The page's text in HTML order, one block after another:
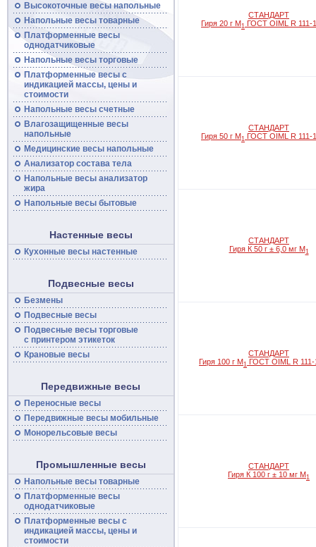
Высокоточные весынапольные
Напольные весытоварные
Платформенные весы
однодатчиковые
Напольные весыторговые
Платформенныевесыс
индикацией массы, цены и
стоимости
Напольные весысчетные
Влагозащищенные весы
напольные
Медицинские весынапольные
Анализатор состава тела
Напольные весыанализатор
жира
Напольные весы бытовые
Настенные весы
Кухонные весы настенные
Подвесные весы
Безмены
Подвесные весы
Подвесные весыторговые
с принтером этикеток
Крановые весы
Передвижные весы
Переносные весы
Передвижные весымобильные
Монорельсовые весы
Промышленные весы
Напольные весытоварные
Платформенные весы
однодатчиковые
Платформенные весыс
индикацией массы, цены и
стоимости
СТАНДАРТ
Гиря 20 г M1 ГОСТ OIML R 111-
СТАНДАРТ
Гиря 50 г M1 ГОСТ OIML R 111-
СТАНДАРТ
Гиря К 50 г ± 6,0 мг M1
СТАНДАРТ
Гиря 100 г M1 ГОСТ OIML R 111-
СТАНДАРТ
Гиря К 100 г ± 10 мг M1